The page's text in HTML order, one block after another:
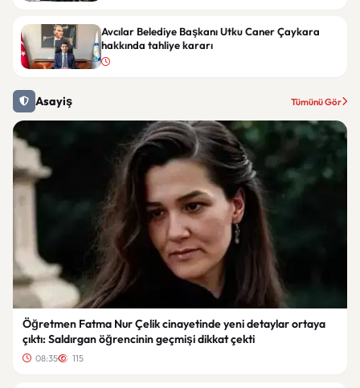
Avcılar Belediye Başkanı Utku Caner Çaykara
hakkında tahliye kararı
Asayiş Tümünü Gör
Öğretmen Fatma Nur Çelik cinayetinde yeni detaylar ortaya
çıktı: Saldırgan öğrencinin geçmişi dikkat çekti
08:35 115